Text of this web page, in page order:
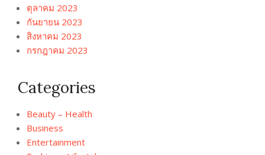
ตุลาคม 2023
กันยายน 2023
สิงหาคม 2023
กรกฎาคม 2023
Categories
Beauty – Health
Business
Entertainment